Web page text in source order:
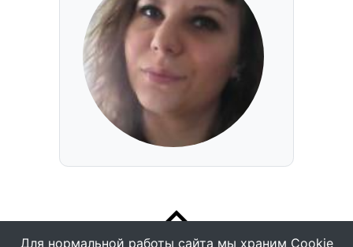
Для нормальной работы сайта мы храним Cookie